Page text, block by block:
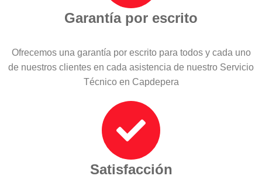
Garantía por escrito
Ofrecemos una garantía por escrito para todos y cada uno
de nuestros clientes en cada asistencia de nuestro Servicio
Técnico en Capdepera
Satisfacción